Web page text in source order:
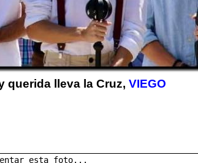
querida lleva la Cruz, VIEGO